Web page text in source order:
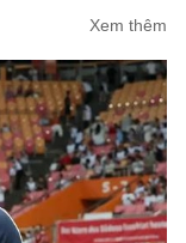
Xem thêm